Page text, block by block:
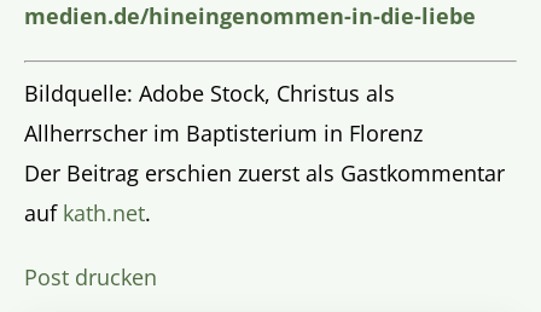
medien.de/hineingenommen-in-die-liebe
Bildquelle: Adobe Stock, Christus als
Allherrscher im Baptisterium in Florenz
Der Beitrag erschien zuerst als Gastkommentar
auf kath.net.
Post drucken